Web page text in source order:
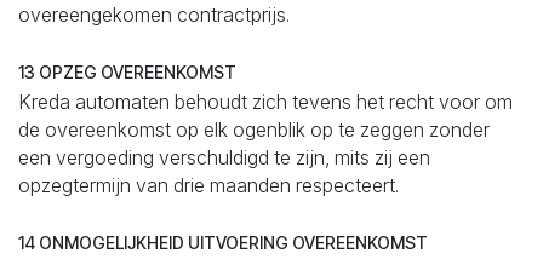
overeengekomen contractprijs.
13 OPZEG OVEREENKOMST
Kreda automaten behoudt zich tevens het recht voor om
de overeenkomst op elk ogenblik op te zeggen zonder
een vergoeding verschuldigd te zijn, mits zij een
opzegtermijn van drie maanden respecteert.
14 ONMOGELIJKHEID UITVOERING OVEREENKOMST